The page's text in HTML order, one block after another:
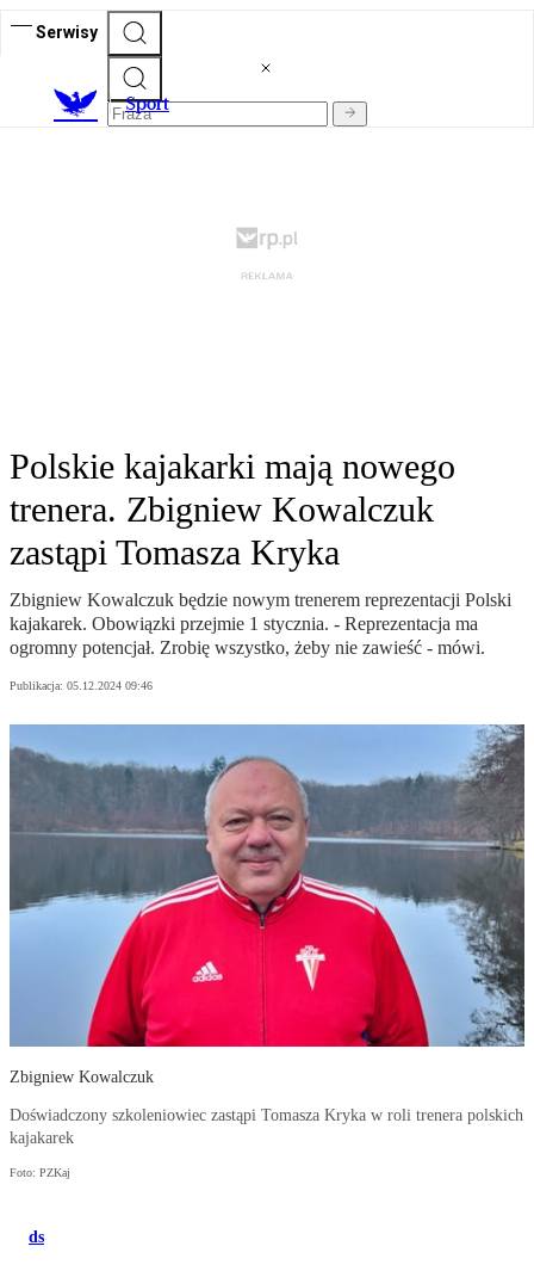
Serwisy
Sport
Polskie kajakarki mają nowego
trenera. Zbigniew Kowalczuk
zastąpi Tomasza Kryka
Zbigniew Kowalczuk będzie nowym trenerem reprezentacji Polski
kajakarek. Obowiązki przejmie 1 stycznia. - Reprezentacja ma
ogromny potencjał. Zrobię wszystko, żeby nie zawieść - mówi.
Publikacja: 05.12.2024 09:46
Zbigniew Kowalczuk
Doświadczony szkoleniowiec zastąpi Tomasza Kryka w roli trenera polskich
kajakarek
Foto: PZKaj
ds